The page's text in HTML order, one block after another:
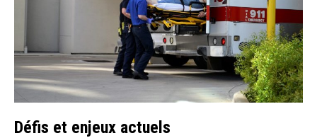
Défis et enjeux actuels